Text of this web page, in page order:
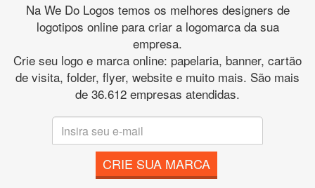
Na We Do Logos temos os melhores designers de
logotipos online para criar a logomarca da sua
empresa.
Crie seu logo e marca online: papelaria, banner, cartão
de visita, folder, flyer, website e muito mais. São mais
de 36.612 empresas atendidas.
CRIE SUA MARCA